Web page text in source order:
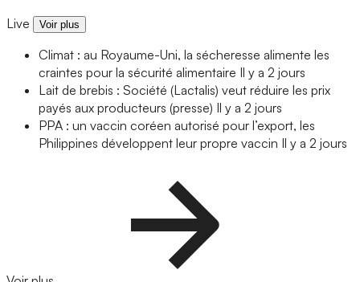
Live Voir plus
Climat : au Royaume-Uni, la sécheresse alimente les
craintes pour la sécurité alimentaire Il y a 2 jours
Lait de brebis : Société (Lactalis) veut réduire les prix
payés aux producteurs (presse) Il y a 2 jours
PPA : un vaccin coréen autorisé pour l’export, les
Philippines développent leur propre vaccin Il y a 2 jours